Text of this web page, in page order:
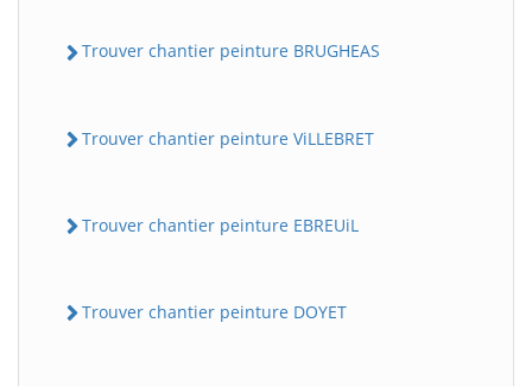
Trouver chantier peinture BRUGHEAS
Trouver chantier peinture ViLLEBRET
Trouver chantier peinture EBREUiL
Trouver chantier peinture DOYET